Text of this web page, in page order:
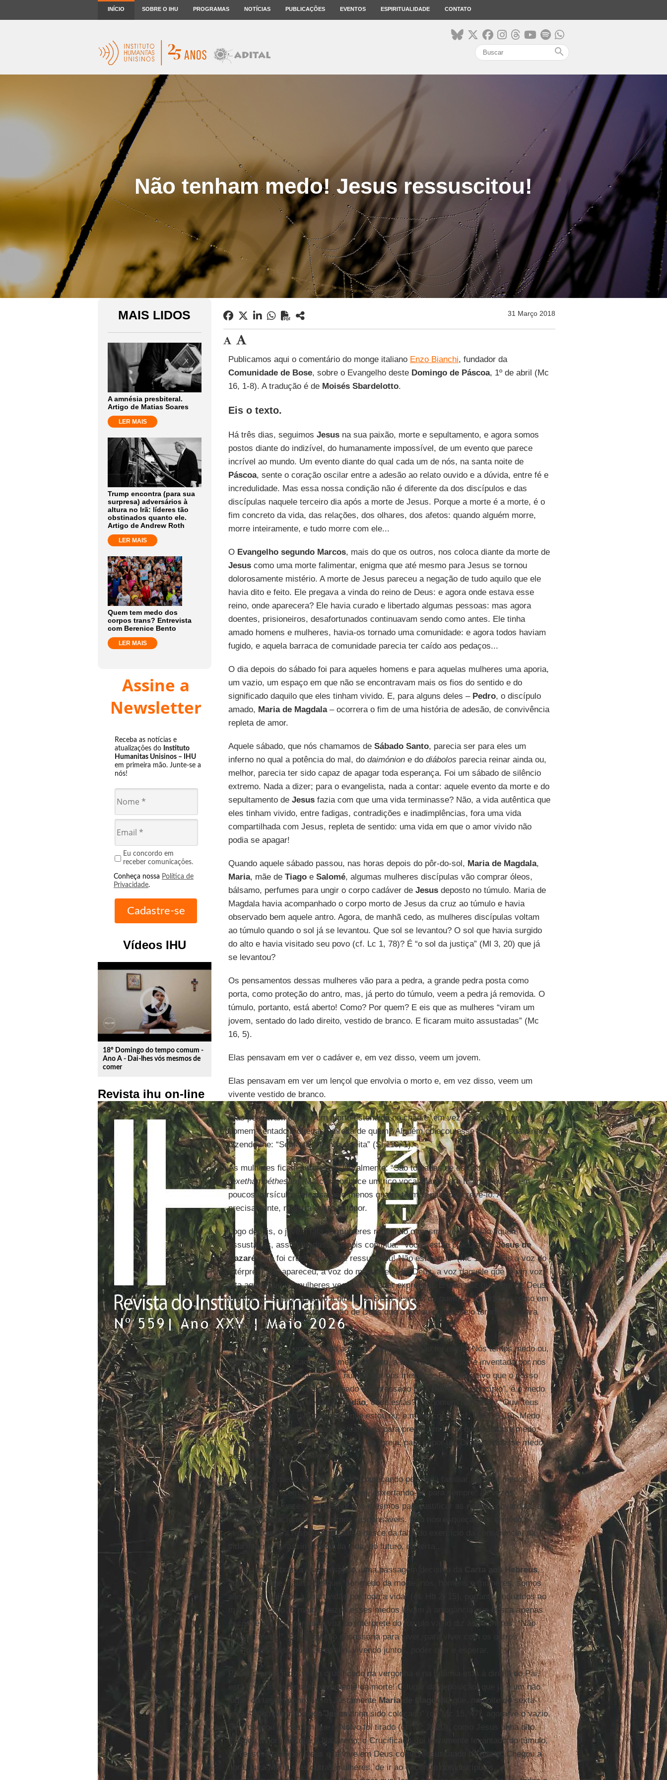
INÍCIO SOBRE O IHU PROGRAMAS NOTÍCIAS PUBLICAÇÕES EVENTOS ESPIRITUALIDADE CONTATO
search
Não tenham medo! Jesus ressuscitou!
MAIS LIDOS
A amnésia presbiteral.
Artigo de Matias Soares
LER MAIS
Trump encontra (para sua
surpresa) adversários à
altura no Irã: líderes tão
obstinados quanto ele.
Artigo de Andrew Roth
LER MAIS
Quem tem medo dos
corpos trans? Entrevista
com Berenice Bento
LER MAIS
Assine a
Newsletter
Receba as notícias e
atualizações do Instituto
Humanitas Unisinos – IHU
em primeira mão. Junte-se a
nós!
Eu concordo em
receber comunicações.
Conheça nossa Política de
Privacidade.
Vídeos IHU
play_circle_outline
18º Domingo do tempo comum -
Ano A - Dai-lhes vós mesmos de
comer
Revista ihu on-line
31 Março 2018
Publicamos aqui o comentário do monge italiano Enzo Bianchi, fundador da
Comunidade de Bose, sobre o Evangelho deste Domingo de Páscoa, 1º de abril (Mc
16, 1-8). A tradução é de Moisés Sbardelotto.
Eis o texto.
Há três dias, seguimos Jesusna sua paixão, morte e sepultamento, e agora somos
postos diante do indizível, do humanamente impossível, de um evento que parece
incrível ao mundo. Um evento diante do qual cada um de nós, na santa noite de
Páscoa, sente o coração oscilar entre a adesão ao relato ouvido e a dúvida, entre fé e
incredulidade. Mas essa nossa condição não é diferente da dos discípulos e das
discípulas naquele terceiro dia após a morte de Jesus. Porque a morte é a morte, é o
fim concreto da vida, das relações, dos olhares, dos afetos: quando alguém morre,
morre inteiramente, e tudo morre com ele...
O Evangelho segundo Marcos, mais do que os outros, nos coloca diante da morte de
Jesuscomo uma morte falimentar, enigma que até mesmo para Jesus se tornou
dolorosamente mistério. A morte de Jesus pareceu a negação de tudo aquilo que ele
havia dito e feito. Ele pregava a vinda do reino de Deus: e agora onde estava esse
reino, onde aparecera? Ele havia curado e libertado algumas pessoas: mas agora
doentes, prisioneiros, desafortunados continuavam sendo como antes. Ele tinha
amado homens e mulheres, havia-os tornado uma comunidade: e agora todos haviam
fugido, e aquela barraca de comunidade parecia ter caído aos pedaços...
O dia depois do sábado foi para aqueles homens e para aquelas mulheres uma aporia,
um vazio, um espaço em que não se encontravam mais os fios do sentido e do
significado daquilo que eles tinham vivido. E, para alguns deles – Pedro, o discípulo
amado, Maria de Magdala– ocorrera o fim de uma história de adesão, de convivência
repleta de amor.
Aquele sábado, que nós chamamos de Sábado Santo, parecia ser para eles um
inferno no qual a potência do mal, do daimónione do diábolos parecia reinar ainda ou,
melhor, parecia ter sido capaz de apagar toda esperança. Foi um sábado de silêncio
extremo. Nada a dizer; para o evangelista, nada a contar: aquele evento da morte e do
sepultamento de Jesusfazia com que uma vida terminasse? Não, a vida autêntica que
eles tinham vivido, entre fadigas, contradições e inadimplências, fora uma vida
compartilhada com Jesus, repleta de sentido: uma vida em que o amor vivido não
podia se apagar!
Quando aquele sábado passou, nas horas depois do pôr-do-sol, Maria de Magdala,
Maria, mãe de Tiagoe Salomé, algumas mulheres discípulas vão comprar óleos,
bálsamo, perfumes para ungir o corpo cadáver de Jesusdeposto no túmulo. Maria de
Magdala havia acompanhado o corpo morto de Jesus da cruz ao túmulo e havia
observado bem aquele antro. Agora, de manhã cedo, as mulheres discípulas voltam
ao túmulo quando o sol já se levantou. Que sol se levantou? O sol que havia surgido
do alto e havia visitado seu povo (cf. Lc 1, 78)? É “o sol da justiça” (Ml 3, 20) que já
se levantou?
Os pensamentos dessas mulheres vão para a pedra, a grande pedra posta como
porta, como proteção do antro, mas, já perto do túmulo, veem a pedra já removida. O
túmulo, portanto, está aberto! Como? Por quem? E eis que as mulheres “viram um
jovem, sentado do lado direito, vestido de branco. E ficaram muito assustadas” (Mc
16, 5).
Elas pensavam em ver o cadáver e, em vez disso, veem um jovem.
Elas pensavam em ver um lençol que envolvia o morto e, em vez disso, veem um
vivente vestido de branco.
Elas pensavam em ver um morto estendido no chão e, em vez disso, veem um
homem sentado à direita: à direita de quem? Alguém colocou esse jovem à sua direita,
dizendo-lhe: “Senta-te à minha direita” (Sl 110, 1).
As mulheres ficam surpresas, literalmente: “São tomadas de estupor”
(exethambéthesan). Marcos conhece um rico vocabulário para falar do susto: em
poucos versículos, ele usa pelo menos quatro termos para descrevê-lo. Aqui,
precisamente, registra susto-estupor.
Logo depois, o jovem fala às mulheres repetindo o mesmo verbo: “Não fiquem
assustadas, assombradas!”. Depois continua: “Vocês estão procurandoJesus de
Nazaré, que foi crucificado? Ele ressuscitou! Não está aqui!” (Mc 16, 6). Eis a voz do
intérprete que apareceu, a voz do mensageiro de Deus, a voz daquele que lê em voz
alta aquilo que as mulheres veem sem saber expressar. É uma voz que vem de Deus,
é a voz do Senhor sentado à direita de Deus, é a voz de quem já “foi tirado”, como em
uma ascensão ao céu, pela mão de Deus que o tomou consigo e o tornou vivo para
sempre.
Acima de tudo, a voz convida a não se assustar, a não ter medo. Nós temos medo ou,
melhor, somos tentados pelo medo: de fato, a maioria dos medos é inventada por nós
e nasce da nossa imaginação, nutrida por nós mesmos. É significativo que o nosso
primeiro sentimento, testemunhado e confessado pela
Bíblia
“no princípio”, é o medo
de Deus. À pergunta de Deus: “Adão, onde estás?”, o homem responde: “Ouvi teus
passos no jardim: tive medo, porque estou nu, e me escondi” (cf. Gn 3, 9-10). Medo
de Deus, e pensem em quantos esforços para pregar um Deus que incutisse medo;
quantas ações, até mesmo por parte da Igreja, para impor um Deus que desse medo
aos homens e às mulheres...
Depois, há o medo uns dos outros, começando pela vida familiar, na qual medos
aparecem, nascem e depois crescem, enxertando-se para sempre: às vezes
motivados, às vezes criados por nós mesmos para justificar as nossas covardias, as
nossas incapacidades de sermos responsáveis. Não nos esqueçamos: o medo é
sempre contra a responsabilidade e nasce da falta do exercício da consciência, da
vida interior. E, assim, medo da vida, do futuro, da terra...
É preciso lembrar, a esse respeito, uma passagem decisiva da Carta aos Hebreus,
aquele em que o autor diz que “por medo da morte, nós, homens e mulheres, somos
alienados, sujeitos à escravidão por toda a vida” (cf. Hb 2, 15), portanto, induzidos ao
mal, ao pecado. E muitas vezes esses medos levam à arrogância que busca apenas
escondê-los. Eis porque a voz do intérprete do túmulo vazio diz às mulheres: “Não
tenham medo!”. É a condição necessária para viver, para viver com os outros
discípulos e discípulas; e assim, vivendo juntos, poder crer e esperar.
Poder crer no indizível: o crucificado na vergonha e na infâmia está à direita do Pai,
está vivo, foi levantado novamente da morte! O lugar da deposição, que já é um não
lugar, dá testemunho disso. JustamenteMaria de Magdala
, que, na noite de sexta-
feira, “ficou olhando onde
Jesustinha sido colocado” (cf. Mc 15, 47), agora vê o vazio.
Sim, chegou a hora em que o Noivo foi tirado (cf. Mc 2, 20), como Jesus tinha dito.
Chegou a hora em que o Nazareno, o Crucificado, foi novamente levantado do túmulo,
foi ressuscitado por Deus e já vive em Deus como ressuscitado da morte. Chegou a
hora, para Maria e as outras mulheres, de ir ao encontro dos discípulos,